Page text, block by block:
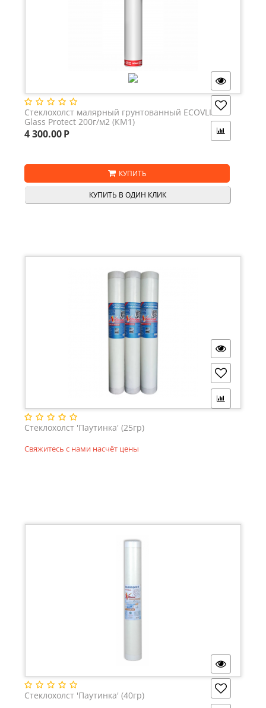
Стеклохолст малярный грунтованный ECOVLIES
Glass Protect 200г/м2 (КМ1)
4 300.00Р
КУПИТЬ
КУПИТЬ В ОДИН КЛИК
Стеклохолст 'Паутинка' (25гр)
Свяжитесь с нами насчёт цены
Стеклохолст 'Паутинка' (40гр)